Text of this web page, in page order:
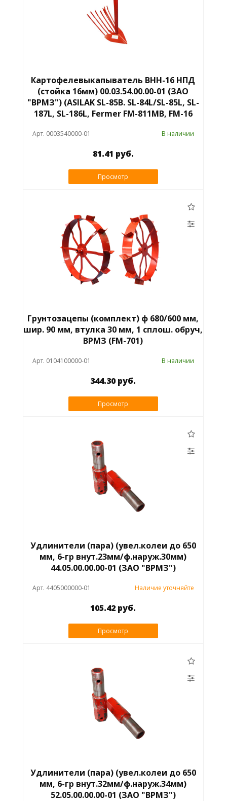
Картофелевыкапыватель ВНН-16 НПД
(стойка 16мм) 00.03.54.00.00-01 (ЗАО
"ВРМЗ") (ASILAK SL-85B. SL-84L/SL-85L, SL-
187L, SL-186L, Fermer FM-811MB, FM-16
Арт. 0003540000-01 В наличии
81.41 руб.
Просмотр
Грунтозацепы (комплект) ф 680/600 мм,
шир. 90 мм, втулка 30 мм, 1 сплош. обруч,
ВРМЗ (FM-701)
Арт. 0104100000-01 В наличии
344.30 руб.
Просмотр
Удлинители (пара) (увел.колеи до 650
мм, 6-гр внут.23мм/ф.наруж.30мм)
44.05.00.00.00-01 (ЗАО "ВРМЗ")
Арт. 4405000000-01 Наличие уточняйте
105.42 руб.
Просмотр
Удлинители (пара) (увел.колеи до 650
мм, 6-гр внут.32мм/ф.наруж.34мм)
52.05.00.00.00-01 (ЗАО "ВРМЗ")